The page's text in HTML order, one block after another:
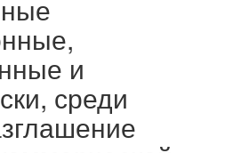
и
среди